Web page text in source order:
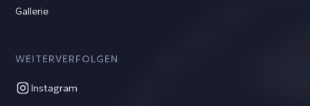
Gallerie
WEITERVERFOLGEN
Instagram